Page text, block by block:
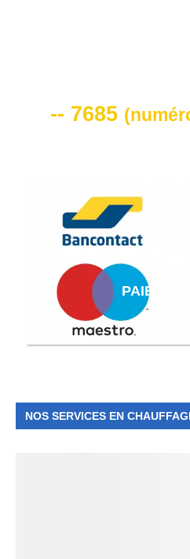
-- 7685 (
NOS SERVICES EN